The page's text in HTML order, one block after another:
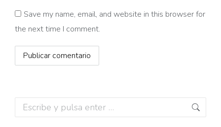
Save my name, email, and website in this browser for
the next time I comment.
Publicar comentario
Buscar: